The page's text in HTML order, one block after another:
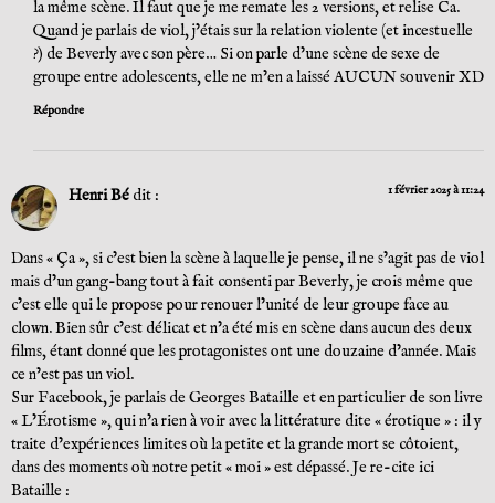
la même scène. Il faut que je me remate les 2 versions, et relise Ca.
Quand je parlais de viol, j’étais sur la relation violente (et incestuelle
?) de Beverly avec son père… Si on parle d’une scène de sexe de
groupe entre adolescents, elle ne m’en a laissé AUCUN souvenir XD
Répondre
Henri Bé dit : 1 février 2025 à 11:24
Dans « Ça », si c’est bien la scène à laquelle je pense, il ne s’agit pas de viol
mais d’un gang-bang tout à fait consenti par Beverly, je crois même que
c’est elle qui le propose pour renouer l’unité de leur groupe face au
clown. Bien sûr c’est délicat et n’a été mis en scène dans aucun des deux
films, étant donné que les protagonistes ont une douzaine d’année. Mais
ce n’est pas un viol.
Sur Facebook, je parlais de Georges Bataille et en particulier de son livre
« L’Érotisme », qui n’a rien à voir avec la littérature dite « érotique » : il y
traite d’expériences limites où la petite et la grande mort se côtoient,
dans des moments où notre petit « moi » est dépassé. Je re-cite ici
Bataille :